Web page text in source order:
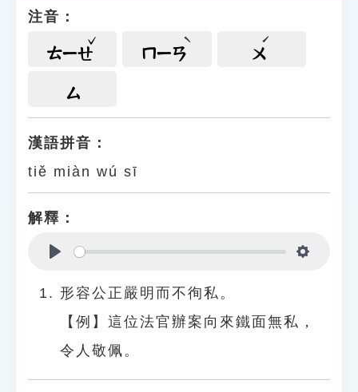
遊戲專區
教學應用
貓頭鷹博士
注音：
ㄊㄧㄝ ㄇㄧㄢ ㄨ
ㄙ
漢語拼音：
tiě miàn wú sī
解釋：
形容公正嚴明而不徇私。
【例】這位法官辦案向來鐵面無私，
令人敬佩。